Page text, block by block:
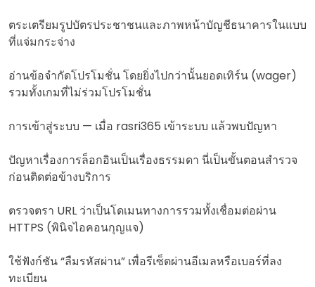
ตระเตรียมรูปบัตรประชาชนและภาพหน้าบัญชีธนาคารในแบบ
ที่แจ่มกระจ่าง
อ่านข้อจำกัดโปรโมชั่น โดยยิ่งไปกว่านั้นยอดเทิร์น (wager)
รวมทั้งเกมที่ไม่ร่วมโปรโมชั่น
การเข้าสู่ระบบ — เมื่อ rasri365 เข้าระบบ แล้วพบปัญหา
ปัญหาเรื่องการล็อกอินเป็นเรื่องธรรมดา นี่เป็นขั้นตอนสำรวจ
ก่อนติดต่อข้างบริการ
ตรวจตรา URL ว่าเป็นโดเมนทางการรวมทั้งเชื่อมต่อผ่าน
HTTPS (พินิจไอคอนกุญแจ)
ใช้ฟังก์ชัน “ลืมรหัสผ่าน” เพื่อรีเซ็ตผ่านอีเมลหรือเบอร์ที่ลง
ทะเบียน